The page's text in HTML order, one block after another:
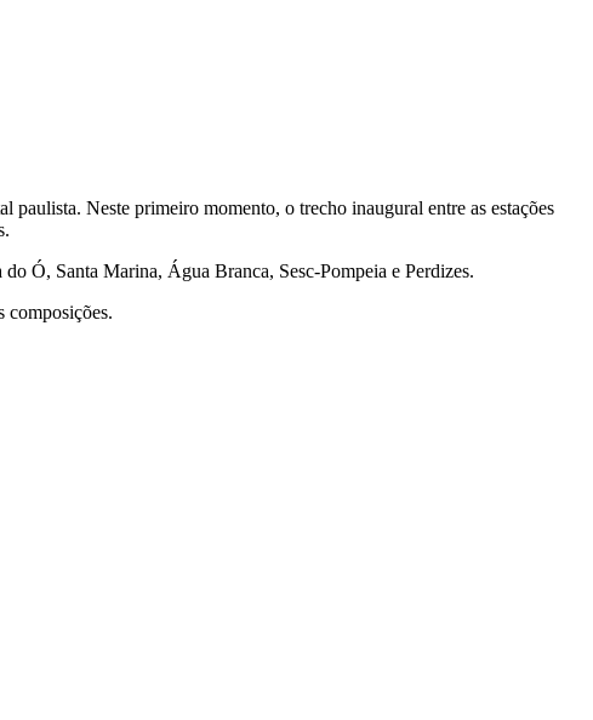
paulista. Neste primeiro momento, o trecho inaugural entre as estações
Ó, Santa Marina, Água Branca, Sesc-Pompeia e Perdizes.
composições.